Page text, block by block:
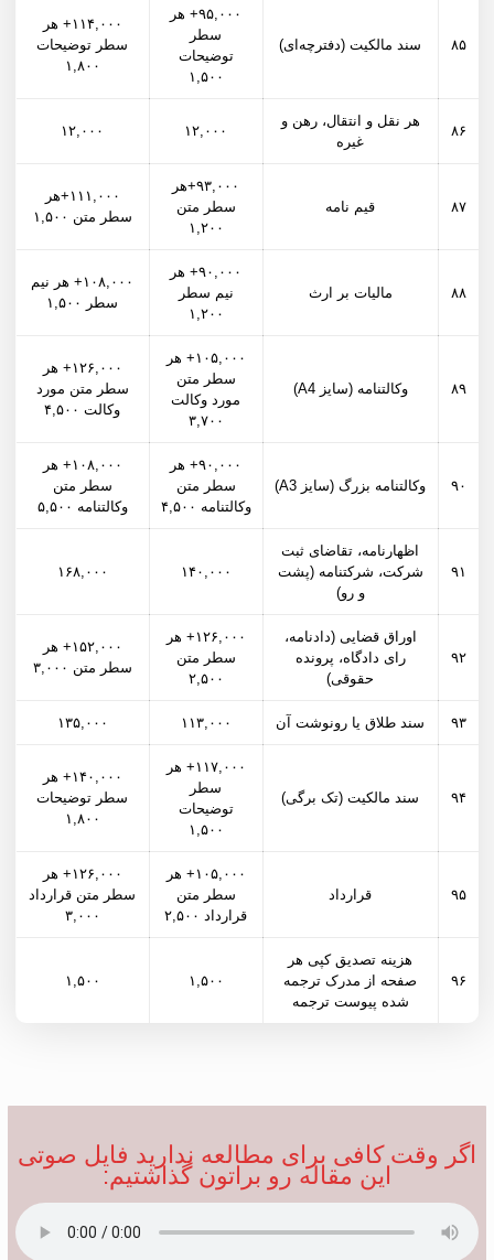
۸۵ سند مالکیت (دفترچه‌ای)
۹۵,۰۰۰+ هر
سطر
توضیحات
۱,۵۰۰
۱۱۴,۰۰۰+ هر
سطر توضیحات
۱,۸۰۰
۸۶
هر نقل و انتقال، رهن و
غیره
۱۲,۰۰۰ ۱۲,۰۰۰
۸۷ قیم نامه
۹۳,۰۰۰+هر
سطر متن
۱,۲۰۰
۱۱۱,۰۰۰+هر
سطر متن ۱,۵۰۰
۸۸ مالیات بر ارث
۹۰,۰۰۰+ هر
نیم سطر
۱,۲۰۰
۱۰۸,۰۰۰+ هر نیم
سطر ۱,۵۰۰
۸۹ وکالتنامه (سایز A4)
۱۰۵,۰۰۰+ هر
سطر متن
مورد وکالت
۳,۷۰۰
۱۲۶,۰۰۰+ هر
سطر متن مورد
وکالت ۴,۵۰۰
۹۰ وکالتنامه بزرگ (سایز A3)
۹۰,۰۰۰+ هر
سطر متن
وکالتنامه ۴,۵۰۰
۱۰۸,۰۰۰+ هر
سطر متن
وکالتنامه ۵,۵۰۰
۹۱
اظهارنامه، تقاضای ثبت
شرکت، شرکت­نامه (پشت
و رو)
۱۴۰,۰۰۰ ۱۶۸,۰۰۰
۹۲
اوراق قضایی (دادنامه،
رای دادگاه، پرونده
حقوقی)
۱۲۶,۰۰۰+ هر
سطر متن
۲,۵۰۰
۱۵۲,۰۰۰+ هر
سطر متن ۳,۰۰۰
۹۳ سند طلاق یا رونوشت آن ۱۱۳,۰۰۰ ۱۳۵,۰۰۰
۹۴ سند مالکیت (تک برگی)
۱۱۷,۰۰۰+ هر
سطر
توضیحات
۱,۵۰۰
۱۴۰,۰۰۰+ هر
سطر توضیحات
۱,۸۰۰
۹۵ قرارداد
۱۰۵,۰۰۰+ هر
سطر متن
قرارداد ۲,۵۰۰
۱۲۶,۰۰۰+ هر
سطر متن قرارداد
۳,۰۰۰
۹۶
هزینه تصدیق کپی هر
صفحه از مدرک ترجمه
شده پیوست ترجمه
۱,۵۰۰ ۱,۵۰۰
اگر وقت کافی برای مطالعه ندارید فایل صوتی
این مقاله رو براتون گذاشتیم: